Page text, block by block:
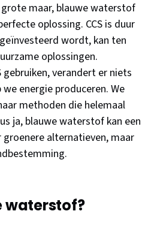
maar, blauwe waterstof
oplossing. CCS is duur
wordt, kan ten
oplossingen.
gebruiken, verandert er niets
energie produceren. We
methoden die helemaal
ja, blauwe waterstof kan een
alternatieven, maar
waterstof?